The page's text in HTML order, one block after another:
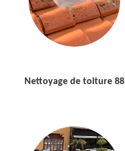
Nettoyage de toiture 88